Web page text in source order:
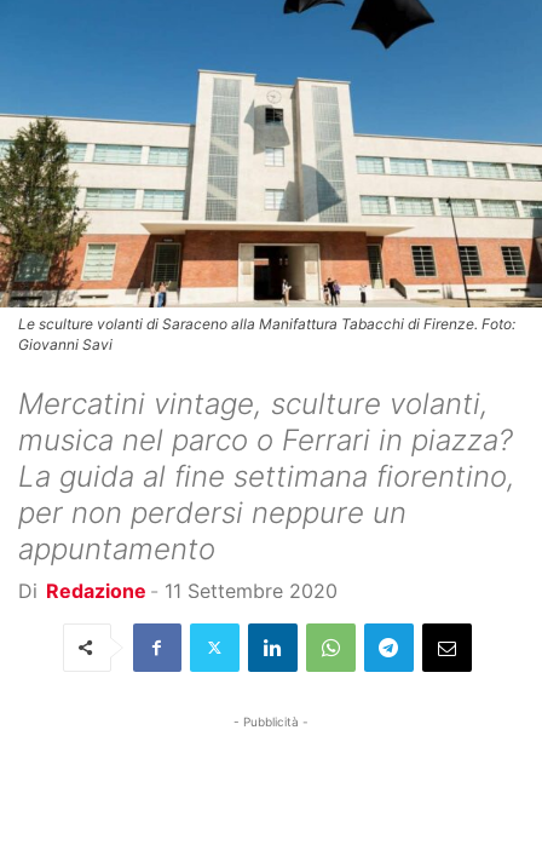
Le sculture volanti di Saraceno alla Manifattura Tabacchi di Firenze. Foto:
Giovanni Savi
Mercatini vintage, sculture volanti,
musica nel parco o Ferrari in piazza?
La guida al fine settimana fiorentino,
per non perdersi neppure un
appuntamento
Di Redazione - 11 Settembre 2020
- Pubblicità -